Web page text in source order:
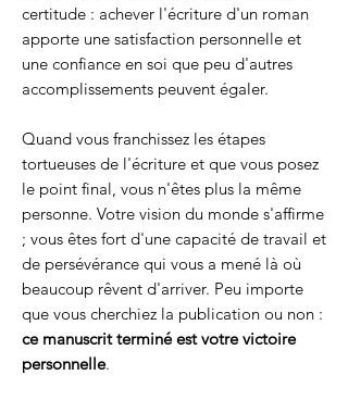
certitude : achever l'écriture d'un roman
apporte une satisfaction personnelle et
une confiance en soi que peu d'autres
accomplissements peuvent égaler.
Quand vous franchissez les étapes
tortueuses de l'écriture et que vous posez
le point final, vous n'êtes plus la même
personne. Votre vision du monde s'affirme
; vous êtes fort d'une capacité de travail et
de persévérance qui vous a mené là où
beaucoup rêvent d'arriver. Peu importe
que vous cherchiez la publication ou non :
ce manuscrit terminé est votre victoire
personnelle.